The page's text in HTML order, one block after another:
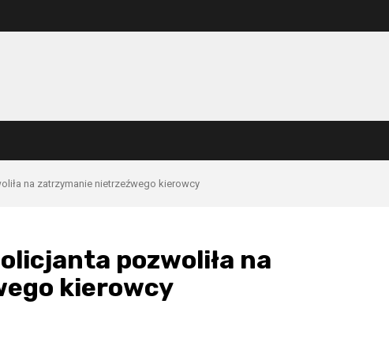
na zatrzymanie nietrzeźwego kierowcy
pozwoliła na
kierowcy